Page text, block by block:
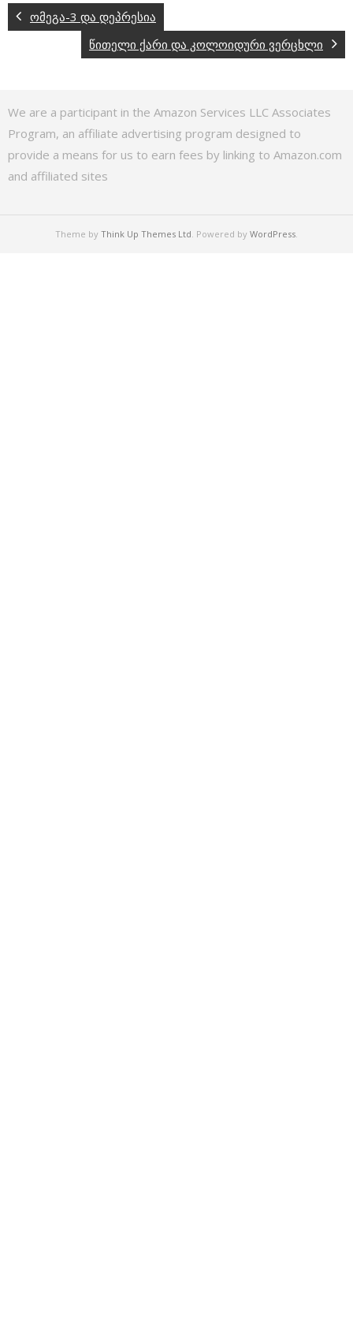
ომეგა-3 და დეპრესია
წითელი ქარი და კოლოიდური ვერცხლი
We are a participant in the Amazon Services LLC Associates
Program, an affiliate advertising program designed to
provide a means for us to earn fees by linking to Amazon.com
and affiliated sites
Theme by Think Up Themes Ltd. Powered by WordPress.